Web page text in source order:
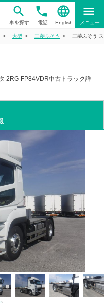
車を探す
phone
電話
language
English
menu
メニュー
大型 三菱ふそう 三菱ふそう
2RG-FP84VDR中古トラック詳